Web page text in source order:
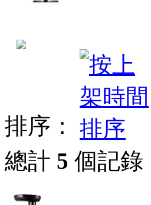
排序：
總計 5 個記錄